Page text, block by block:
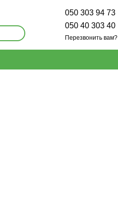
050 303 94 73
050 40 303 40
Перезвонить вам?